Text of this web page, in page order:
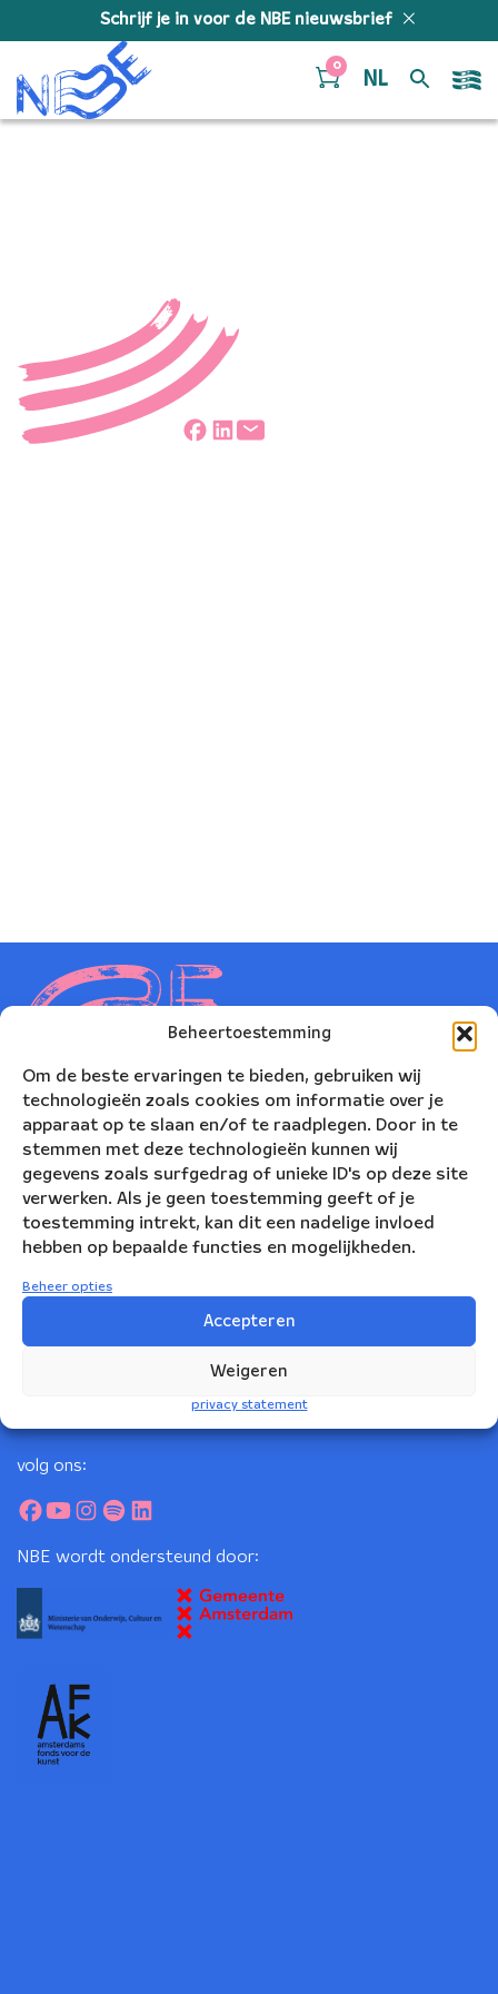
Beheertoestemming
Om de beste ervaringen te bieden, gebruiken wij
technologieën zoals cookies om informatie over je
apparaat op te slaan en/of te raadplegen. Door in te
stemmen met deze technologieën kunnen wij
gegevens zoals surfgedrag of unieke ID's op deze site
verwerken. Als je geen toestemming geeft of je
toestemming intrekt, kan dit een nadelige invloed
hebben op bepaalde functies en mogelijkheden.
Beheer opties
Accepteren
Weigeren
privacy statement
Schrijf je in voor de NBE nieuwsbrief
0
NL
Nederlands Blazers Ensemble
Korte Leidsedwarsstraat 12
volg ons:
NBE wordt ondersteund door: